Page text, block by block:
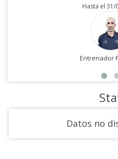
Hasta el 31/
Entrenador
Datos no